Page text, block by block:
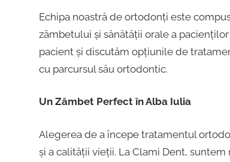
Echipa noastră de ortodonți este
zâmbetului și sănătății orale a
pacient și discutăm opțiunile de
cu parcursul său ortodontic.
Un Zâmbet Perfect în Alba Iulia
Alegerea de a începe tratamentul
și a calității vieții. La Clami Dent,